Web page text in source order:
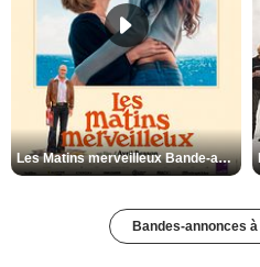
Les Matins merveilleux Bande-annonce VF
Bandes-annonces